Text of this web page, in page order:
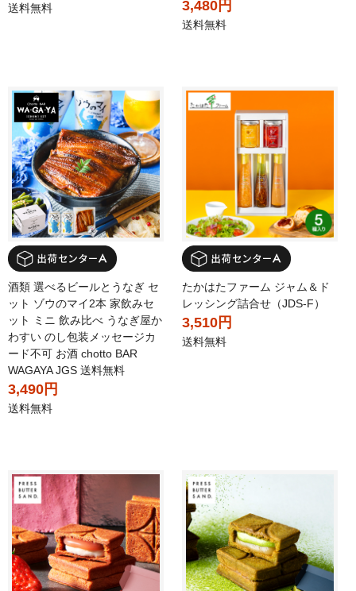
送料無料 3,480円
送料無料
酒類 選べるビールとうなぎ セ
ット ゾウのマイ2本 家飲みセ
ット ミニ 飲み比べ うなぎ屋か
わすい のし包装メッセージカ
ード不可 お酒 chotto BAR
WAGAYA JGS 送料無料
3,490円
送料無料
たかはたファーム ジャム＆ド
レッシング詰合せ（JDS-F）
3,510円
送料無料